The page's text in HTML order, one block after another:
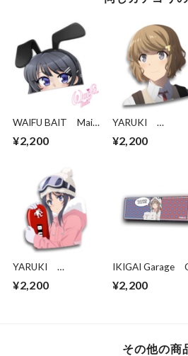
WAIFU BAIT Mai
¥2,200
YARUKI
¥2,200
YARUKI
¥2,200
IKIGAI Garage
Slap
¥2,200
その他の商